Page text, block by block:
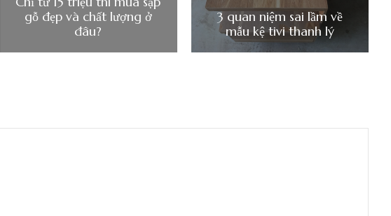
gỗ đẹp và chất lượng ở
đâu?
3 quan niệm sai lầm về
mẫu kệ tivi thanh lý